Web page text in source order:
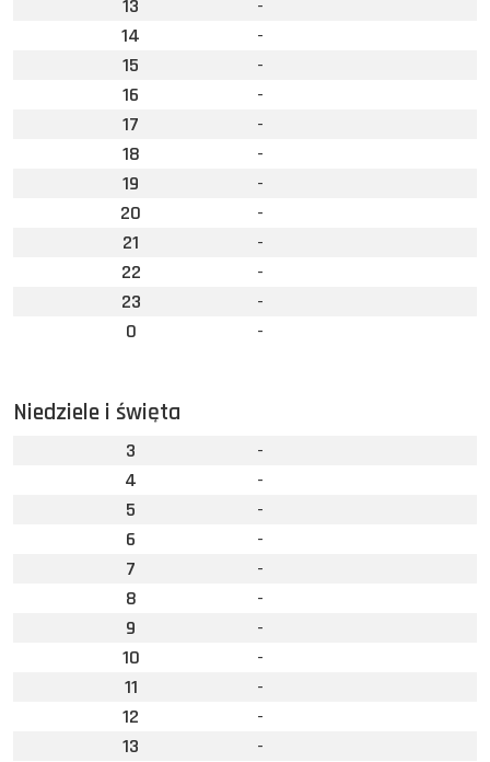
13
-
14
-
15
-
16
-
17
-
18
-
19
-
20
-
21
-
22
-
23
-
0
-
Niedziele i święta
3
-
4
-
5
-
6
-
7
-
8
-
9
-
10
-
11
-
12
-
13
-